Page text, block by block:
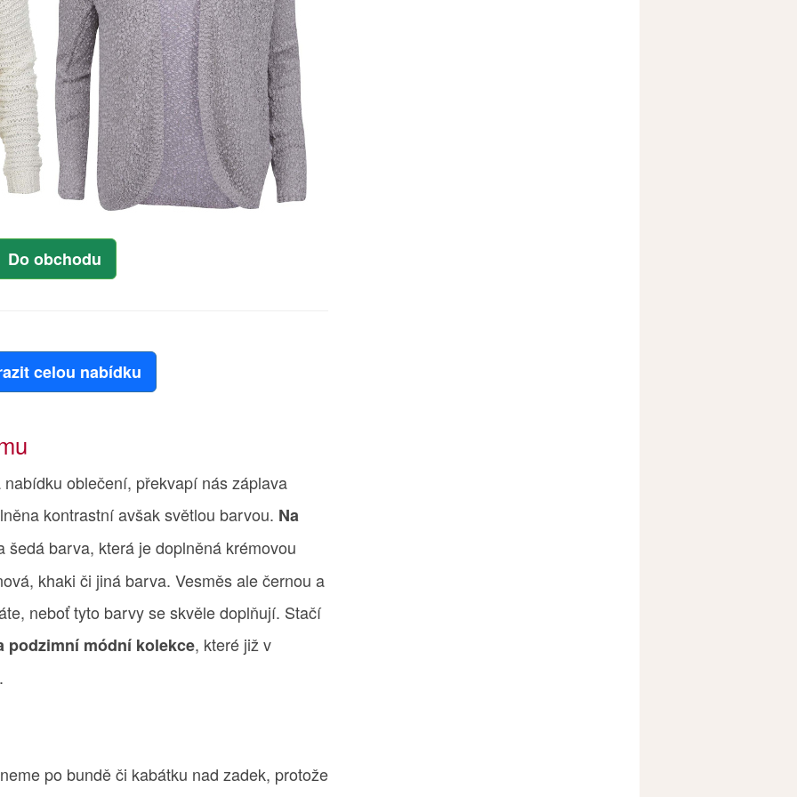
Do obchodu
celou nabídku
oblečení, překvapí nás záplava
kontrastní avšak světlou barvou. Na
barva, která je doplněná krémovou
khaki či jiná barva. Vesměs ale černou a
neboť tyto barvy se skvěle doplňují. Stačí
podzimní módní kolekce, které již v
po bundě či kabátku nad zadek, protože